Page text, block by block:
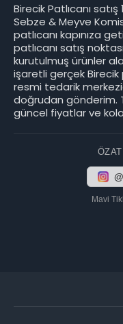
Birecik Patlıcanı
Sebze & Meyve
patlıcanı kapınıza
patlıcanı satış
kurutulmuş ürünler
işaretli gerçek Birecik
resmi tedarik
doğrudan gönderim.
güncel fiyatlar ve
Mavi